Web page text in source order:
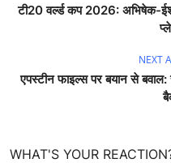
टी20 वर्ल्ड कप 2026: अभिषेक-
NEXT
एपस्टीन फाइल्स पर बयान से बवाल:
WHAT'S YOUR